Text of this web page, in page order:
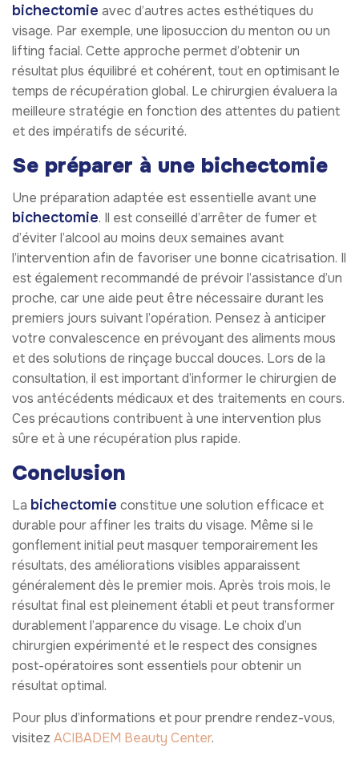
bichectomie avec d’autres actes esthétiques du
visage. Par exemple, une liposuccion du menton ou un
lifting facial. Cette approche permet d’obtenir un
résultat plus équilibré et cohérent, tout en optimisant le
temps de récupération global. Le chirurgien évaluera la
meilleure stratégie en fonction des attentes du patient
et des impératifs de sécurité.
Se préparer à une bichectomie
Une préparation adaptée est essentielle avant une
bichectomie. Il est conseillé d’arrêter de fumer et
d’éviter l’alcool au moins deux semaines avant
l’intervention afin de favoriser une bonne cicatrisation. Il
est également recommandé de prévoir l’assistance d’un
proche, car une aide peut être nécessaire durant les
premiers jours suivant l’opération. Pensez à anticiper
votre convalescence en prévoyant des aliments mous
et des solutions de rinçage buccal douces. Lors de la
consultation, il est important d’informer le chirurgien de
vos antécédents médicaux et des traitements en cours.
Ces précautions contribuent à une intervention plus
sûre et à une récupération plus rapide.
Conclusion
La bichectomie constitue une solution efficace et
durable pour affiner les traits du visage. Même si le
gonflement initial peut masquer temporairement les
résultats, des améliorations visibles apparaissent
généralement dès le premier mois. Après trois mois, le
résultat final est pleinement établi et peut transformer
durablement l’apparence du visage. Le choix d’un
chirurgien expérimenté et le respect des consignes
post-opératoires sont essentiels pour obtenir un
résultat optimal.
Pour plus d’informations et pour prendre rendez-vous,
visitez ACIBADEM Beauty Center.